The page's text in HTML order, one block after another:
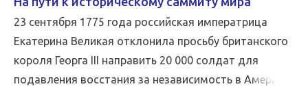
23 сентября 1775 года российская императрица
Екатерина Великая отклонила просьбу британского
короля Георга III направить 20 000 солдат для
подавления восстания за независимость в Америке.